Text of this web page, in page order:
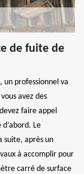
de fuite de
professionnel va
avez des
faire appel
Le
suite, après un
à accomplir pour
carré de surface